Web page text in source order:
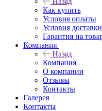
Как купить
Условия оплаты
Условия доставки
Гарантия на
Компания
Назад
Компания
О компании
Отзывы
Контакты
Галерея
Контакты